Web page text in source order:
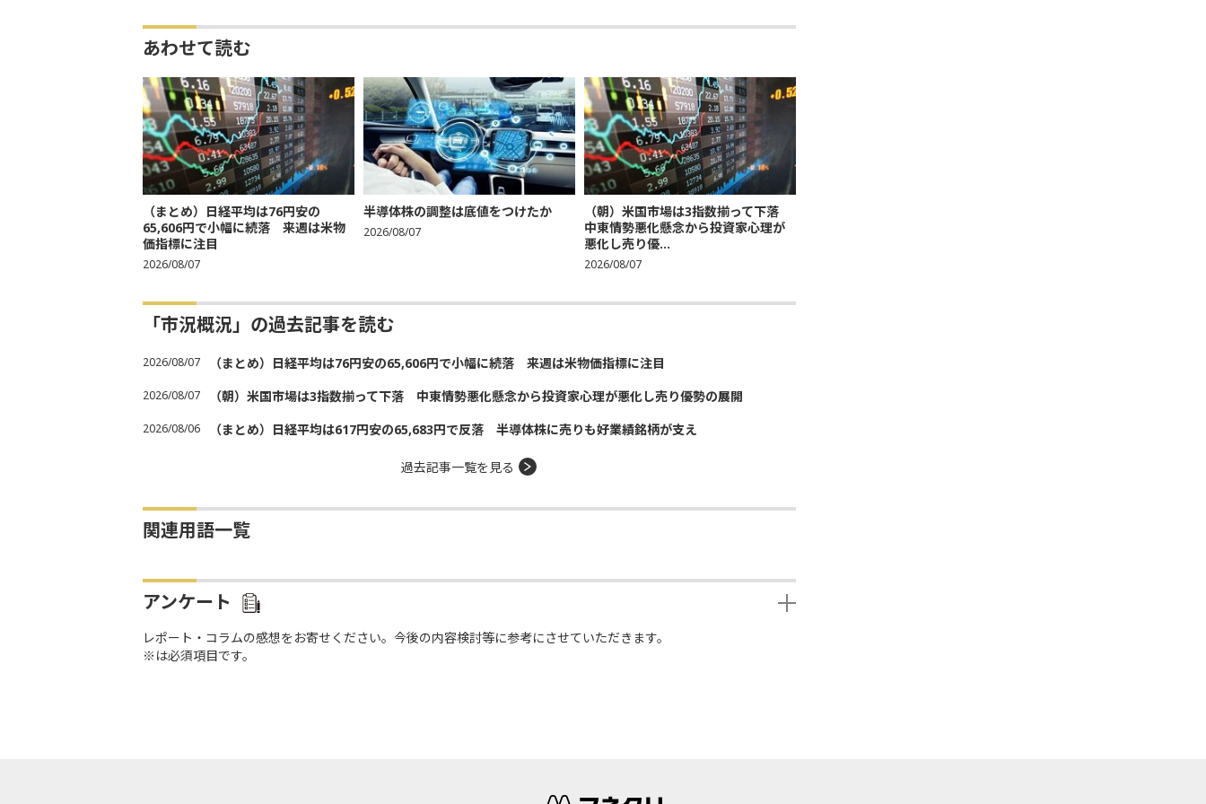
あわせて読む
（まとめ）日経平均は76円安の
65,606円で小幅に続落 来週は米物
価指標に注目
2026/08/07
半導体株の調整は底値をつけたか
2026/08/07
（朝）米国市場は3指数揃って下落
中東情勢悪化懸念から投資家心理が
悪化し売り優...
2026/08/07
「市況概況」の過去記事を読む
2026/08/07 （まとめ）日経平均は76円安の65,606円で小幅に続落 来週は米物価指標に注目
2026/08/07 （朝）米国市場は3指数揃って下落 中東情勢悪化懸念から投資家心理が悪化し売り優勢の展開
2026/08/06 （まとめ）日経平均は617円安の65,683円で反落 半導体株に売りも好業績銘柄が支え
過去記事一覧を見る
関連用語一覧
アンケート
レポート・コラムの感想をお寄せください。今後の内容検討等に参考にさせていただきます。
※は必須項目です。